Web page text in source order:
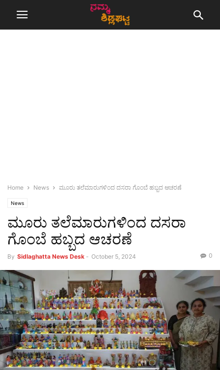
Home News ಮೂರು ತಲೆಮಾರುಗಳಿಂದ ದಸರಾ ಗೊಂಬೆ ಹಬ್ಬದ ಆಚರಣೆ
News
ಮೂರು ತಲೆಮಾರುಗಳಿಂದ ದಸರಾ
ಗೊಂಬೆ ಹಬ್ಬದ ಆಚರಣೆ
By Sidlaghatta News Desk - October 5, 2024 0